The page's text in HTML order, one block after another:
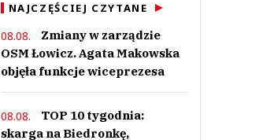
NAJCZĘŚCIEJ CZYTANE
08.08.
Zmiany w zarządzie
OSM Łowicz. Agata Makowska
objęła funkcje wiceprezesa
08.08.
TOP 10 tygodnia:
skarga na Biedronkę,